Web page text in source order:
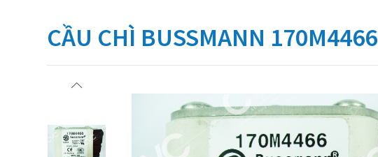
CẦU CHÌ BUSSMANN 170M4466